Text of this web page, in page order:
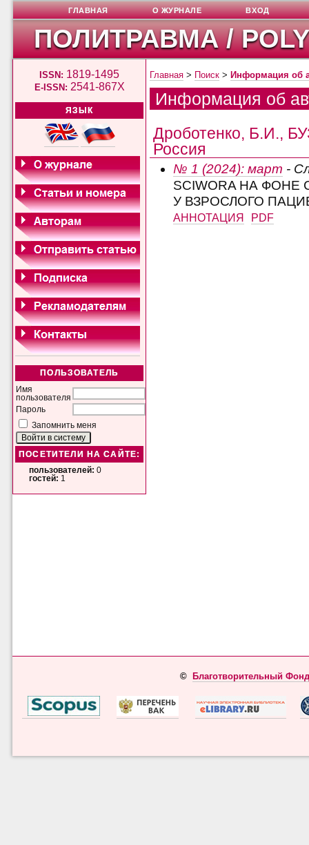
ПОЛИТРАВМА /
ISSN: 1819-1495
E-ISSN: 2541-867X
ЯЗЫК
ПОЛЬЗОВАТЕЛЬ
Имя
пользователя
Пароль
Запомнить меня
ПОСЕТИТЕЛИ НА САЙТЕ:
пользователей: 0
гостей: 1
ГЛАВНАЯ О ЖУРНАЛЕ ВХОД
Главная > Поиск > Информация об
Информация об
Дроботенко, Б.И.,
Россия
№ 1 (2024): март -
SCIWORA НА
У ВЗРОСЛОГО
АННОТАЦИЯ PDF
© Благотворительный